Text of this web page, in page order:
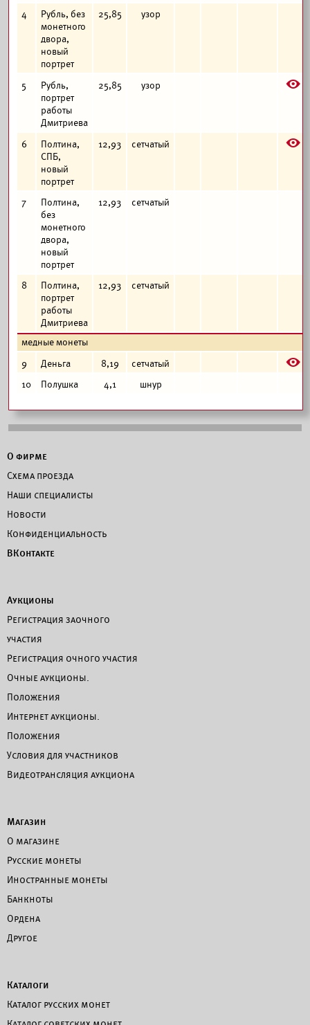
4
Рубль, без
монетного
двора,
новый
портрет
25,85 узор
5
Рубль,
портрет
работы
Дмитриева
25,85 узор E
6
Полтина,
СПБ,
новый
портрет
12,93 сетчатый E
7
Полтина,
без
монетного
двора,
новый
портрет
12,93 сетчатый
8
Полтина,
портрет
работы
Дмитриева
12,93 сетчатый
медные монеты
9
Деньга 8,19 сетчатый E
10 Полушка 4,1 шнур
О фирме
Схема проезда
Наши специалисты
Новости
Конфиденциальность
ВКонтакте
Аукционы
Регистрация заочного
участия
Регистрация очного участия
Очные аукционы.
Положения
Интернет аукционы.
Положения
Условия для участников
Видеотрансляция аукциона
Магазин
О магазине
Русские монеты
Иностранные монеты
Банкноты
Ордена
Другое
Каталоги
Каталог русских монет